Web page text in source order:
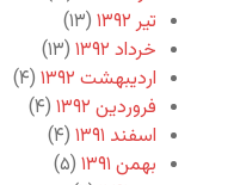
تیر ۱۳۹۲
(۱۳)
خرداد ۱۳۹۲
(۱۳)
اردیبهشت ۱۳۹۲
(۴)
فروردین ۱۳۹۲
(۴)
اسفند ۱۳۹۱
(۴)
بهمن ۱۳۹۱
(۵)